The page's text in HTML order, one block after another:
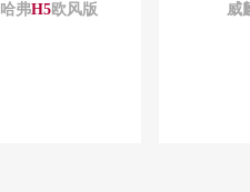
哈弗H5欧风版 威